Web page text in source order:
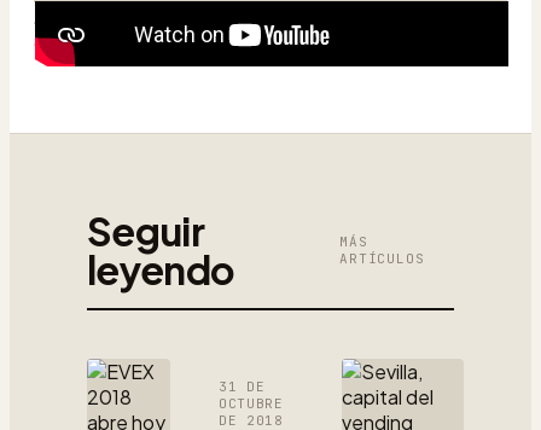
Seguir
leyendo
MÁS
ARTÍCULOS
31 DE
OCTUBRE
DE 2018